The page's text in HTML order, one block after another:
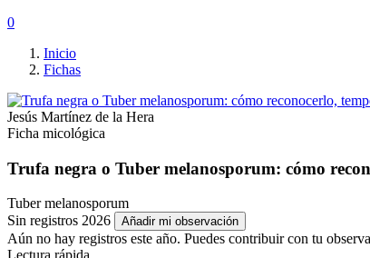
0
Inicio
Fichas
Jesús Martínez de la Hera
Ficha micológica
Trufa negra o Tuber melanosporum: cómo
Tuber melanosporum
Sin registros 2026
Añadir mi observación
Aún no hay registros este año. Puedes contribuir con tu